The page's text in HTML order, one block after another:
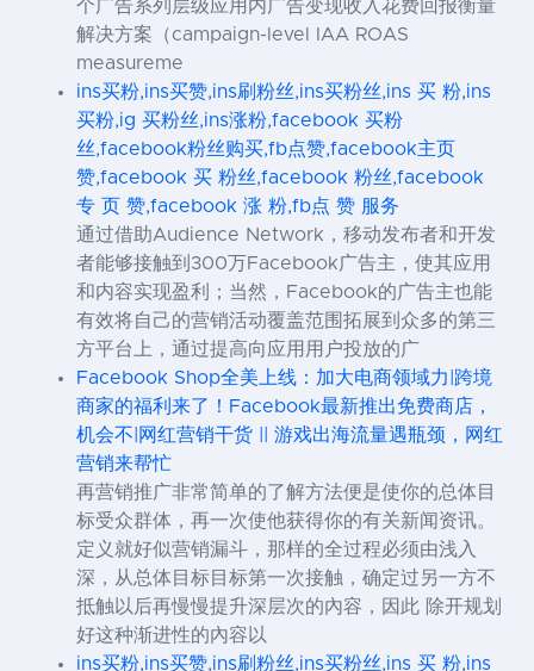
个广告系列层级应用内广告变现收入花费回报衡量
解决方案（campaign-level IAA ROAS
measureme
ins买粉,ins买赞,ins刷粉丝,ins买粉丝,ins 买 粉,ins
买粉,ig 买粉丝,ins涨粉,facebook 买粉
丝,facebook粉丝购买,fb点赞,facebook主页
赞,facebook 买 粉丝,facebook 粉丝,facebook
专 页 赞,facebook 涨 粉,fb点 赞 服务
通过借助Audience Network，移动发布者和开发
者能够接触到300万Facebook广告主，使其应用
和内容实现盈利；当然，Facebook的广告主也能
有效将自己的营销活动覆盖范围拓展到众多的第三
方平台上，通过提高向应用用户投放的广
Facebook Shop全美上线：加大电商领域力|跨境
商家的福利来了！Facebook最新推出免费商店，
机会不|网红营销干货 || 游戏出海流量遇瓶颈，网红
营销来帮忙
再营销推广非常简单的了解方法便是使你的总体目
标受众群体，再一次使他获得你的有关新闻资讯。
定义就好似营销漏斗，那样的全过程必须由浅入
深，从总体目标目标第一次接触，确定过另一方不
抵触以后再慢慢提升深层次的內容，因此 除开规划
好这种渐进性的內容以
ins买粉,ins买赞,ins刷粉丝,ins买粉丝,ins 买 粉,ins